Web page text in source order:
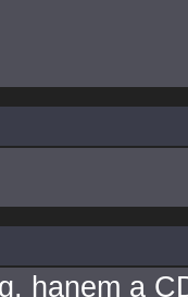
hanem a